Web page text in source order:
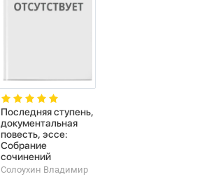
Последняя ступень,
документальная
повесть, эссе:
Собрание
сочинений
Солоухин Владимир